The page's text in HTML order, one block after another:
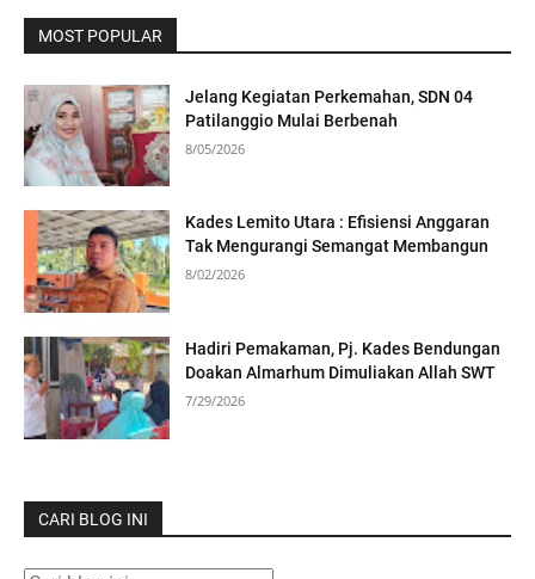
MOST POPULAR
Jelang Kegiatan Perkemahan, SDN 04
Patilanggio Mulai Berbenah
8/05/2026
Kades Lemito Utara : Efisiensi Anggaran
Tak Mengurangi Semangat Membangun
8/02/2026
Hadiri Pemakaman, Pj. Kades Bendungan
Doakan Almarhum Dimuliakan Allah SWT
7/29/2026
CARI BLOG INI